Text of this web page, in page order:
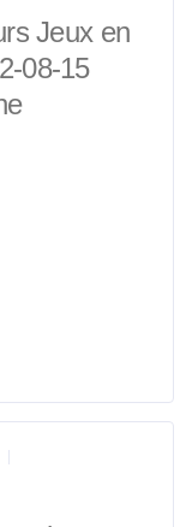
Jeux en
08-15